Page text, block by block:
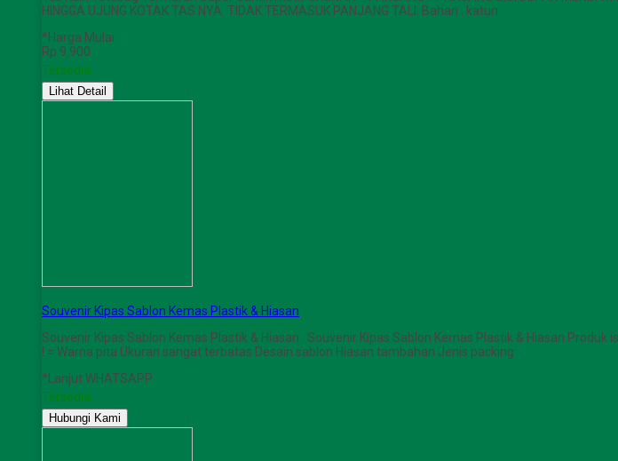
HINGGA UJUNG KOTAK TAS NYA. TIDAK TERMASUK PANJANG TALI. Bahan : katun
*Harga Mulai
Rp 9.900
Tersedia
Lihat Detail
Souvenir Kipas Sablon Kemas Plastik & Hiasan
Souvenir Kipas Sablon Kemas Plastik & Hiasan Souvenir Kipas Sablon Kemas Plastik & Hiasan
! = Warna pita Ukuran sangat terbatas Desain sablon Hiasan tambahan Jenis packing
*Lanjut WHATSAPP
Tersedia
Hubungi Kami